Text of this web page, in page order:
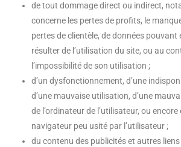
de tout dommage direct ou indirect,
concerne les pertes de profits, le
pertes de clientèle, de données pouvant
résulter de l’utilisation du site, ou au
l’impossibilité de son utilisation ;
d’un dysfonctionnement, d’une
d’une mauvaise utilisation, d’une
de l’ordinateur de l’utilisateur, ou encore
navigateur peu usité par l’utilisateur ;
du contenu des publicités et autres